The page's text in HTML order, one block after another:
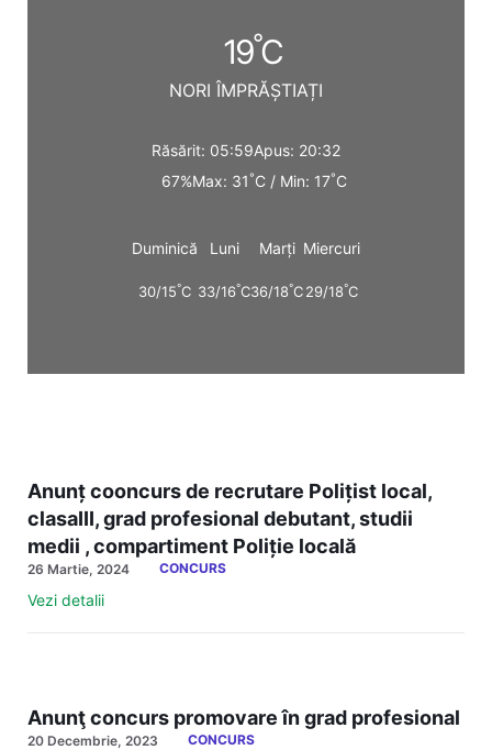
19°C
NORI ÎMPRĂȘTIAȚI
Răsărit: 05:59Apus: 20:32
67%Max: 31 °C / Min: 17°C
Duminică
30/15°C
Luni
33/16°C
Marți
36/18°C
Miercuri
29/18°C
Anunț cooncurs de recrutare Polițist local,
clasaIII, grad profesional debutant, studii
medii , compartiment Poliție locală
26 Martie, 2024 CONCURS
Vezi detalii
Anunţ concurs promovare în grad profesional
20 Decembrie, 2023 CONCURS